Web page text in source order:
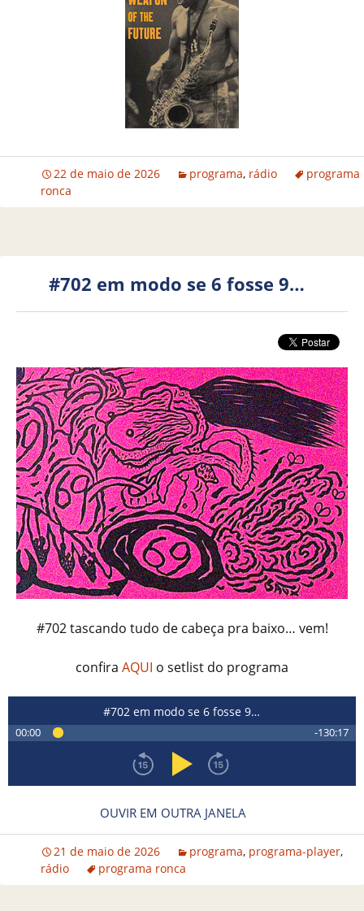
22 de maio de 2026 programa, rádio
programa
ronca
#702 em modo se 6 fosse 9…
#702 tascando tudo de cabeça pra baixo… vem!
confira AQUI o setlist do programa
00:00 -130:17
#702 em modo se 6 fosse 9…
OUVIR EM OUTRA JANELA
21 de maio de 2026 programa, programa-player,
rádio
programa ronca